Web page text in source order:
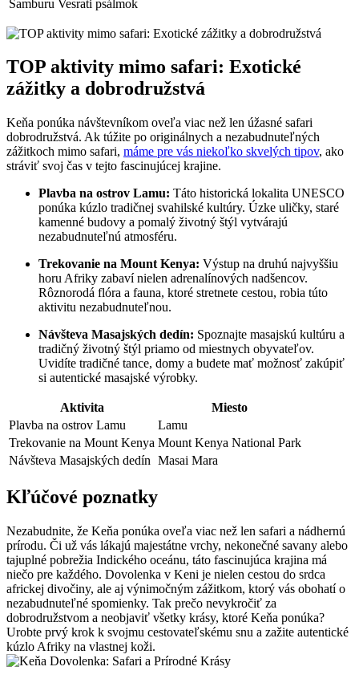
Samburu Vesrati psálmok
TOP aktivity mimo safari: ​Exotické
zážitky ‌a dobrodružstvá
Keňa ponúka návštevníkom⁣ oveľa viac než ⁤len úžasné safari
dobrodružstvá. Ak túžite⁤ po‍ originálnych a nezabudnuteľných
zážitkoch mimo safari, máme pre vás niekoľko skvelých tipov, ako
stráviť svoj čas ‌v tejto fascinujúcej krajine.
Plavba na ostrov Lamu: Táto⁣ historická lokalita UNESCO​
ponúka kúzlo tradičnej svahilské kultúry. Úzke uličky, staré
kamenné budovy ‌a​ pomalý životný štýl vytvárajú
nezabudnuteľnú ⁤atmosféru.
Trekovanie ⁢na Mount Kenya: Výstup na​ druhú najvyššiu
horu Afriky zabaví nielen adrenalínových nadšencov.
Rôznorodá flóra a fauna, ktoré stretnete cestou, robia ⁤túto
aktivitu nezabudnuteľnou.
Návšteva Masajských dedín: Spoznajte masajskú kultúru a
tradičný životný štýl⁤ priamo‍ od miestnych obyvateľov.⁣
Uvidíte tradičné ⁣tance,‌ domy ​a​ budete​ mať možnosť ⁣zakúpiť
si autentické masajské výrobky.
Aktivita
Miesto
Plavba na ostrov Lamu
Lamu
Trekovanie‌ na Mount Kenya Mount⁤ Kenya National Park
Návšteva ​Masajských dedín Masai Mara
Kľúčové poznatky
Nezabudnite, ‍že Keňa ‍ponúka oveľa viac než len safari‌ a nádhernú
prírodu. Či už vás lákajú majestátne vrchy, nekonečné savany alebo⁣
tajuplné pobrežia Indického ⁢oceánu, táto fascinujúca krajina má‍
niečo ​pre každého. Dovolenka v Keni je nielen cestou do ‌srdca
africkej divočiny, ale aj výnimočným zážitkom, ktorý‌ vás‍ obohatí o
⁤nezabudnuteľné ‍spomienky. ​Tak ‍prečo ‍nevykročiť za
dobrodružstvom​ a neobjaviť všetky krásy, ktoré Keňa ponúka?
Urobte‌ prvý krok ​k ⁢svojmu cestovateľskému⁤ snu ⁣a zažite autentické
kúzlo‍ Afriky na vlastnej koži.